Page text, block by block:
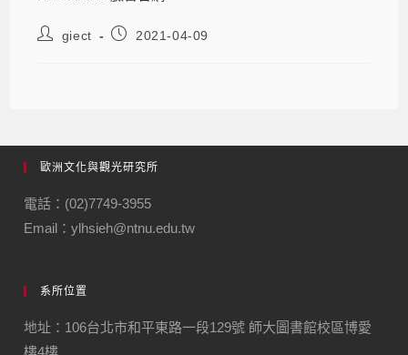
giect 2021-04-09
歐洲文化與觀光研究所
電話：(02)7749-3955
Email：ylhsieh@ntnu.edu.tw
系所位置
地址：106台北市和平東路一段129號 師大圖書館校區博愛